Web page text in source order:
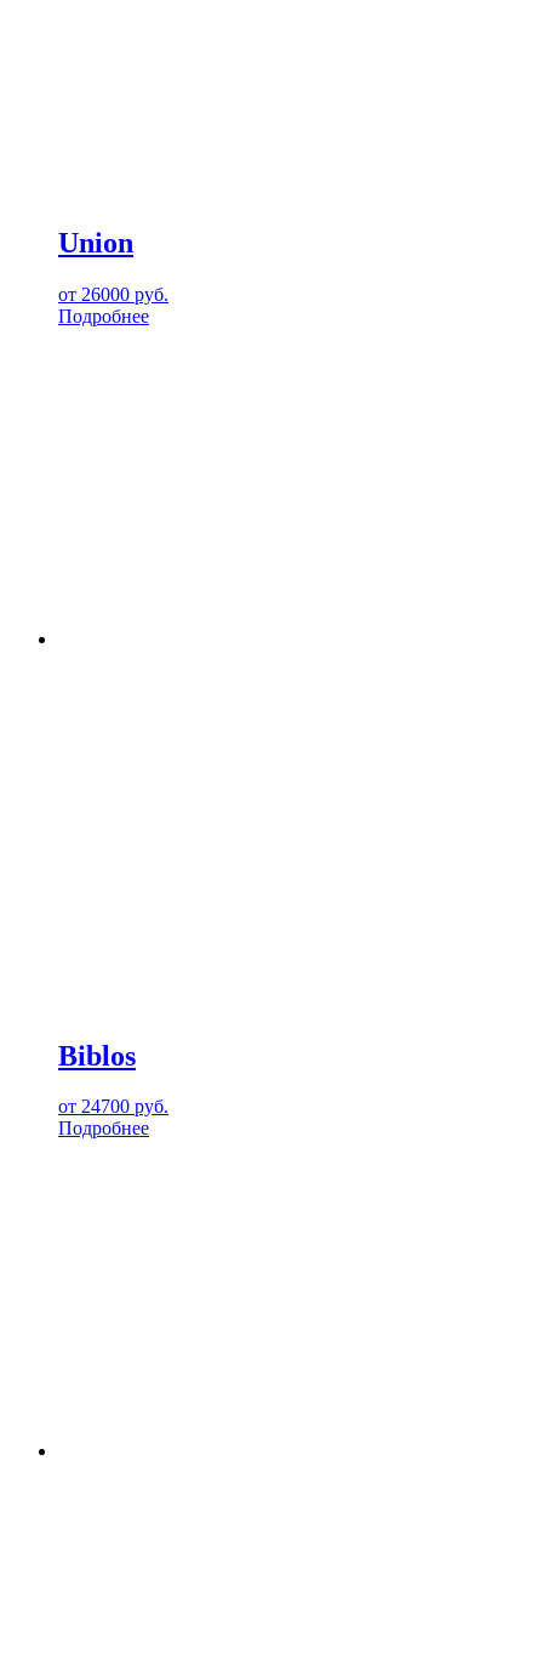
Union
от 26000 руб.
Подробнее
Biblos
от 24700 руб.
Подробнее